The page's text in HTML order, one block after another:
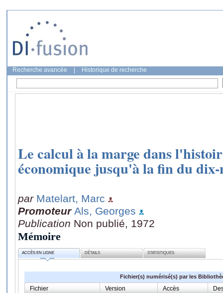
Recherche avancée Historique de recherche
Le calcul à la marge dans
économique jusqu'à la fin du dix-
par Matelart, Marc
Promoteur Als, Georges
Publication Non publié, 1972
Mémoire
ACCÈS EN LIGNE DÉTAILS STATISTIQUES
Fichier(s) numérisé(s) par les
Fichier Version Accès